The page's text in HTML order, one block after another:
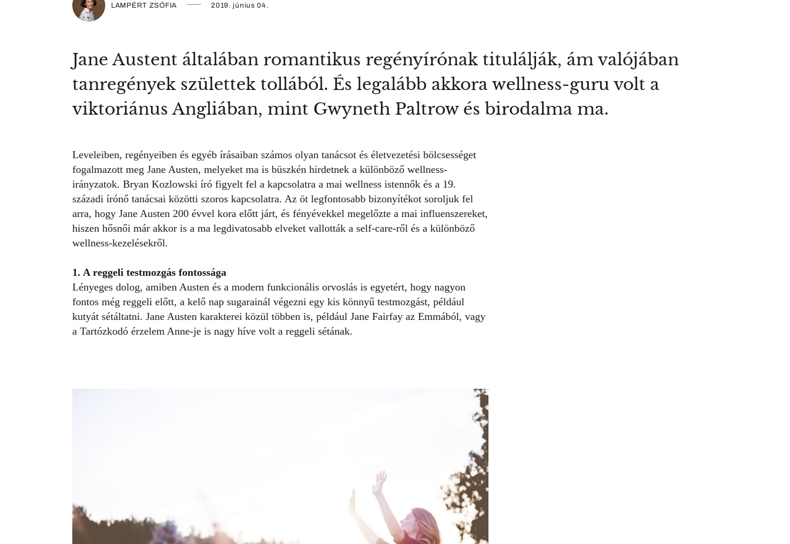
LAMPÉRT ZSÓFIA 2019. június 04.
Jane Austent általában romantikus regényírónak titulálják, ám valójában
tanregények születtek tollából. És legalább akkora wellness-guru volt a
viktoriánus Angliában, mint Gwyneth Paltrow és birodalma ma.
Leveleiben, regényeiben és egyéb írásaiban számos olyan tanácsot és életvezetési bölcsességet
fogalmazott meg Jane Austen, melyeket ma is büszkén hirdetnek a különböző wellness-
irányzatok. Bryan Kozlowski író figyelt fel a kapcsolatra a mai wellness istennők és a 19.
századi írónő tanácsai közötti szoros kapcsolatra. Az öt legfontosabb bizonyítékot soroljuk fel
arra, hogy Jane Austen 200 évvel kora előtt járt, és fényévekkel megelőzte a mai influenszereket,
hiszen hősnői már akkor is a ma legdivatosabb elveket vallották a self-care-ről és a különböző
wellness-kezelésekről.
1. A reggeli testmozgás fontossága
Lényeges dolog, amiben Austen és a modern funkcionális orvoslás is egyetért, hogy nagyon
fontos még reggeli előtt, a kelő nap sugarainál végezni egy kis könnyű testmozgást, például
kutyát sétáltatni. Jane Austen karakterei közül többen is, például Jane Fairfay az Emmából, vagy
a Tartózkodó érzelem Anne-je is nagy híve volt a reggeli sétának.